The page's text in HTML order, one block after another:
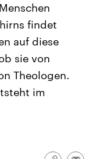
Lage und
Überfall der
Hamas
2023 auf Israel
wieder die Gewalt
möchte die Hamas
findet
auf diese
sie von
Theologen.
im